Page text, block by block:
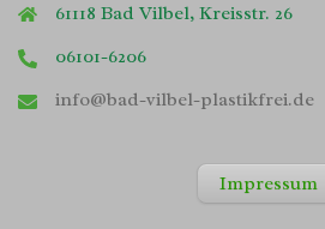
61118 Bad Vilbel, Kreisstr. 26
06101-6206
info@bad-vilbel-plastikfrei.de
Impressum